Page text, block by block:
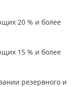
20 % и более
15 % и более
резервного и